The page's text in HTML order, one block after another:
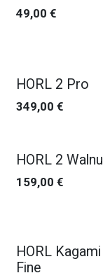
49,00 €
HORL 2 Pro
349,00 €
HORL 2
159,00 €
HORL
Fine